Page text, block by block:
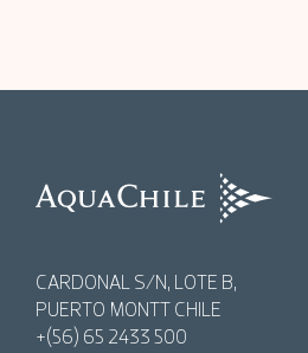
CARDONAL S/N, LOTE B,
PUERTO MONTT CHILE
+(56) 65 2433 500